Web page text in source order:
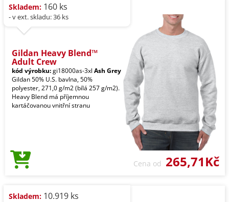
Skladem: 160 ks
- v ext. skladu: 36 ks
Gildan Heavy Blend™
Adult Crew
kód výrobku:gi18000as-3xl Ash Grey
Gildan 50% U.S. bavlna, 50%
polyester, 271,0 g/m2 (bílá 257 g/m2).
Heavy Blend má příjemnou
kartáčovanou vnitřní stranu
Cena od 265,71Kč
Skladem: 10.919 ks